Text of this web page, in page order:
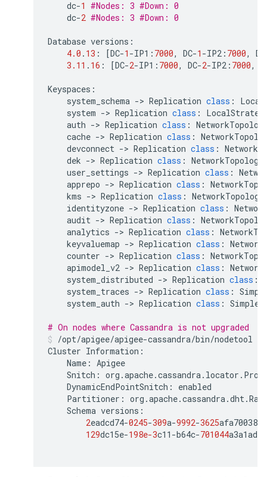
dc-1 #Nodes: 3 #Down: 0
dc-2 #Nodes: 3 #Down: 0
Database versions :
4.0 . 13 : [DC-1 -IP1 : 7000, DC-1 -IP2 : 7000, DC
3.11 . 16 : [DC-2-IP1 : 7000, DC-2-IP2 : 7000,
Keyspaces :
system_schema -> Replication class :
system -> Replication class :
auth -> Replication class :
cache -> Replication class :
devconnect -> Replication class :
dek -> Replication class :
user_settings -> Replication class :
apprepo -> Replication class :
kms -> Replication class :
identityzone -> Replication class :
audit -> Replication class :
analytics -> Replication class :
keyvaluemap -> Replication class :
counter -> Replication class :
apimodel_v2 -> Replication class :
system_distributed -> Replication class :
system_traces -> Replication class :
system_auth -> Replication class :
# On nodes where Cassandra is not upgraded
/opt/apigee/apigee-cassandra/bin/nodetool
Cluster Information :
Name : Apigee
Snitch : org .apache.cassandra. locator .
DynamicEndPointSnitch :
enabled
Partitioner : org .apache.cassandra.dht.
Schema versions :
2eadcd74-0245-309a-9992-3625afa70038
129dc15e-198e-3c11 -b64c-701044a3a1ad